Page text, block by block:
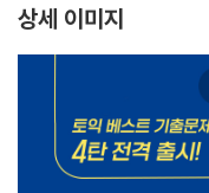
상세 이미지